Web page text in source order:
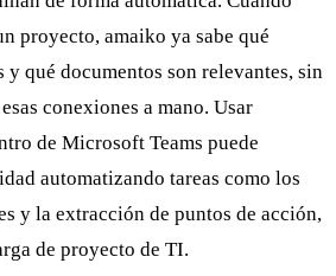
proyecto, amaiko ya sabe qué
y qué documentos son relevantes, sin
conexiones a mano. Usar
de Microsoft Teams puede
automatizando tareas como los
y la extracción de puntos de acción,
de proyecto de TI.